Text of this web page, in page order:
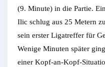
(9. Minute) in die Partie.
Ilic schlug aus 25 Metern
sein erster Ligatreffer für
Wenige Minuten später
einer Kopf-an-Kopf-